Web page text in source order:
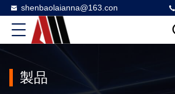
shenbaolaianna@163.con
製品